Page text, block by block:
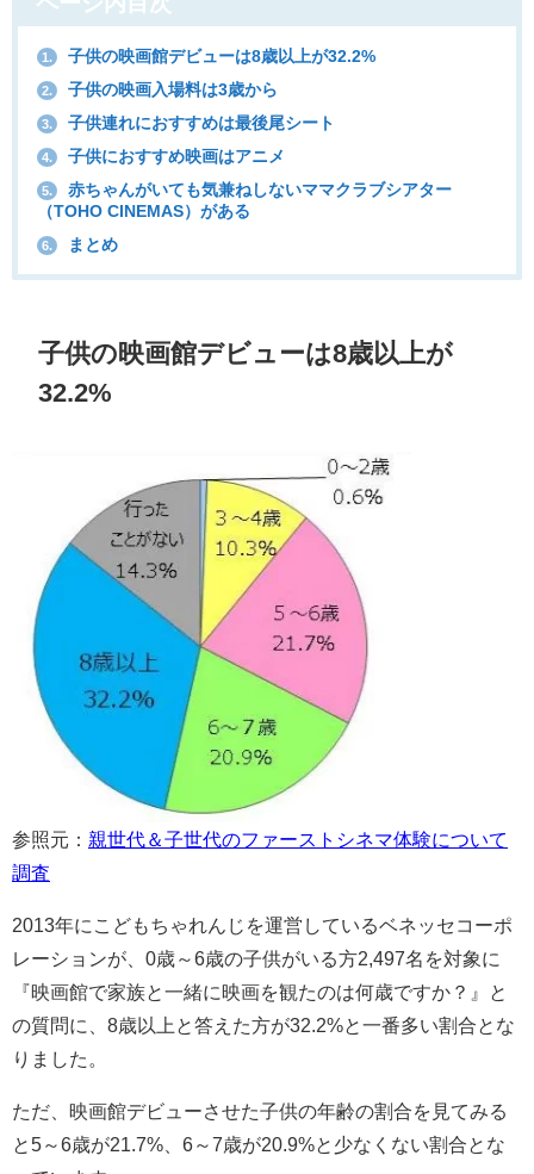
1. 子供の映画館デビューは8歳以上が32.2%
2. 子供の映画入場料は3歳から
3. 子供連れにおすすめは最後尾シート
4. 子供におすすめ映画はアニメ
5.
赤ちゃんがいても気兼ねしないママクラブシアター
（TOHO CINEMAS）がある
6. まとめ
子供の映画館デビューは8歳以上が
32.2%
参照元： 親世代＆子世代のファーストシネマ体験について
調査
2013年にこどもちゃれんじを運営しているベネッセコーポ
レーションが、0歳～6歳の子供がいる方2,497名を対象に
『映画館で家族と一緒に映画を観たのは何歳ですか？』と
の質問に、8歳以上と答えた方が32.2%と一番多い割合とな
りました。
ただ、映画館デビューさせた子供の年齢の割合を見てみる
と5～6歳が21.7%、6～7歳が20.9%と少なくない割合とな